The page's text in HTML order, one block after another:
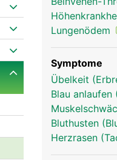
Lungenödem
Symptome
Übelkeit
Blau anlaufen
Bluthusten
Herzrasen